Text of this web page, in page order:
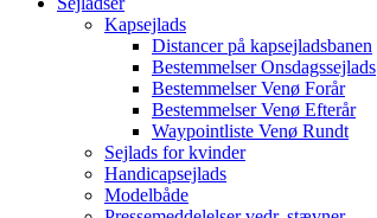
Kapsejlads
Distancer på kapsejladsbanen
Bestemmelser Onsdagssejlads
Bestemmelser Venø Forår
Bestemmelser Venø Efterår
Waypointliste Venø Rundt
Sejlads for kvinder
Handicapsejlads
Modelbåde